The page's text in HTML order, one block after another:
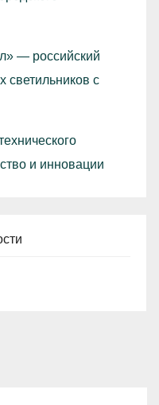
— российский
светильников с
и инновации